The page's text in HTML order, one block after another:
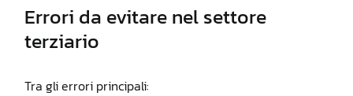
Errori da evitare nel settore
terziario
Tra gli errori principali: